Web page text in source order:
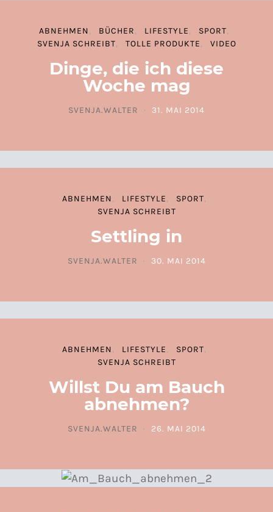
ABNEHMEN BÜCHER LIFESTYLE
SPORT
SVENJA SCHREIBT
TOLLE PRODUKTE VIDEO
Dinge, die ich diese
Woche mag
SVENJA.WALTER
POSTED ON
31. MAI 2014
ABNEHMEN LIFESTYLE
SPORT
SVENJA SCHREIBT
Settling in
SVENJA.WALTER
POSTED ON
30. MAI 2014
ABNEHMEN LIFESTYLE
SPORT
SVENJA SCHREIBT
Willst Du am Bauch
abnehmen?
SVENJA.WALTER
POSTED ON
26. MAI 2014